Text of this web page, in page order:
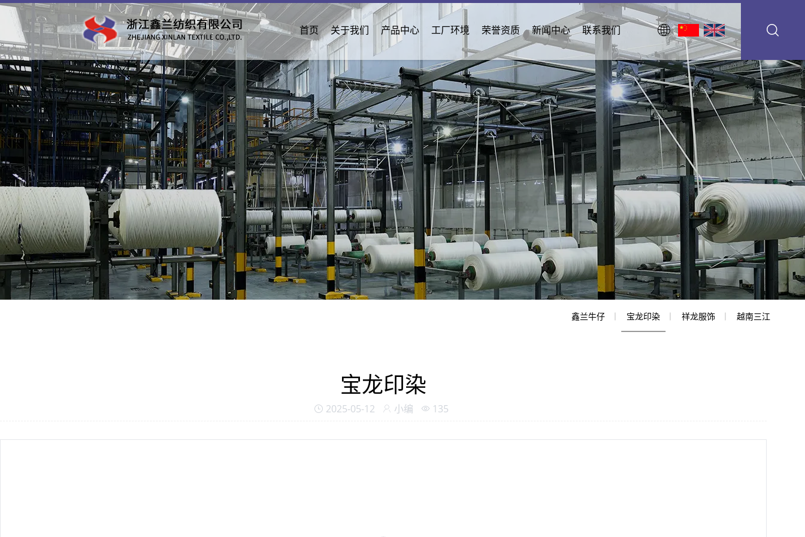
首页 关于我们 产品中心 工厂环境 荣誉资质 新闻中心 联系我们
鑫兰牛仔 宝龙印染 祥龙服饰 越南三江
宝龙印染
2025-05-12 小编 135